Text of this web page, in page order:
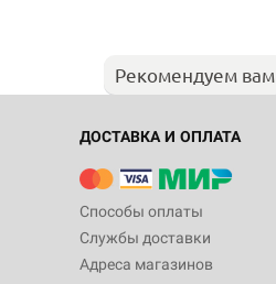
Рекомендуем вам
ДОСТАВКА И ОПЛАТА
Способы оплаты
Службы доставки
Адреса магазинов